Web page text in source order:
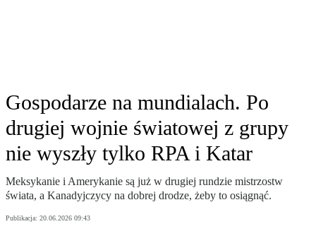
Gospodarze na mundialach. Po
drugiej wojnie światowej z grupy
nie wyszły tylko RPA i Katar
Meksykanie i Amerykanie są już w drugiej rundzie mistrzostw
świata, a Kanadyjczycy na dobrej drodze, żeby to osiągnąć.
Publikacja: 20.06.2026 09:43